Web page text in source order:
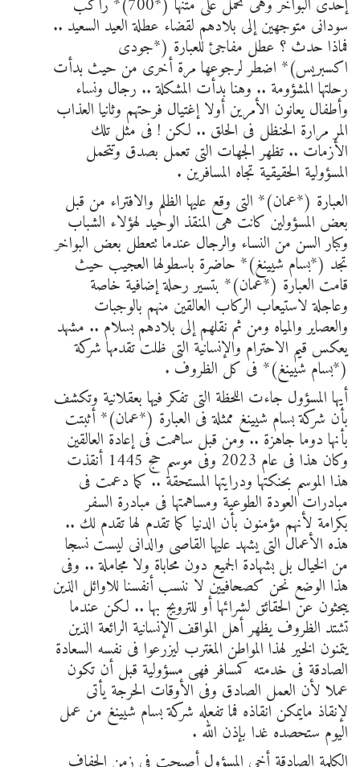
إحدى البواخر وهى تحمل على متنها (*700)* راكب
سودانى متوجهين إلى بلادهم لقضاء عطلة العيد السعيد ..
فماذا حدث ؟ عطل مفاجئ للعبارة (*جودى
اكسبريس)* اضطر لرجوعها مرة أخرى من حيث بدأت
رحلتها المشؤومة .. وهنا بدأت المشكلة .. رجال ونساء
وأطفال يعانون الأمرين أولا إغتيال فرحتهم وثانيا العذاب
المر مرارة الحنظل فى الحلق .. لكن ! فى مثل تلك
الأزمات .. تظهر الجهات التى تعمل بصدق وتتحمل
المسؤولية الحقيقية تجاه المسافرين .
العبارة (*عمان)* التى وقع عليها الظلم والافتراء من قبل
بعض المسؤولين كانت هى المنقذ الوحيد لهؤلاء الشباب
وكبار السن من النساء والرجال عندما تتعطل بعض البواخر
تجد (*بسام شيينغ)* حاضرة باسطولها العجيب حيث
قامت العبارة (*عمان)* بتسير رحلة إضافية خاصة
وعاجلة لاستيعاب الركاب العالقين منهم بالوجبات
والعصاير والمياه ومن ثم نقلهم إلى بلادهم بسلام .. مشهد
يعكس قيم الاحترام والإنسانية التى ظلت تقدمها شركة
(*بسام شيينغ)* فى كل الظروف .
أيها المسؤول جاءت اللحظة التى تفكر فيها بعقلانية وتكشف
بأن شركة بسام شيينغ ممثلة فى العبارة (*عمان)* أثبتت
بأنها دوما جاهزة .. ومن قبل ساهمت فى إعادة العالقين
وكان هذا فى عام 2023 وفى موسم حج 1445 أنقذت
هذا الموسم بحنكتها ودرايتها المستحقة .. كما دعمت فى
مبادرات العودة الطوعية ومساهمتها فى مبادرة السفر
بكرامة لأنهم مؤمنون بأن الدنيا كما تقدم لها تقدم لك ..
هذه الأعمال التى يشهد عليها القاصى والدانى ليست نسجا
من الخيال بل بشهادة الجميع دون محاباة ولا مجاملة .. وفى
هذا الوضع نحن كصحافيين لا ننسب أنفسنا للاوائل الذين
يبحثون عن الحقائق لشرائها أو للترويج بها .. لكن عندما
تشتد الظروف يظهر أهل المواقف الإنسانية الرائعة الذين
يتمنون الخير لهذا المواطن المغترب ليزرعوا فى نفسه السعادة
الصادقة فى خدمته كمسافر فهى مسؤولية قبل أن تكون
عملا لأن العمل الصادق وفى الأوقات الحرجة يأتى
لإنقاذ مايمكن انقاذه فما تفعله شركة بسام شيينغ من عمل
اليوم ستحصده غدا بإذن الله .